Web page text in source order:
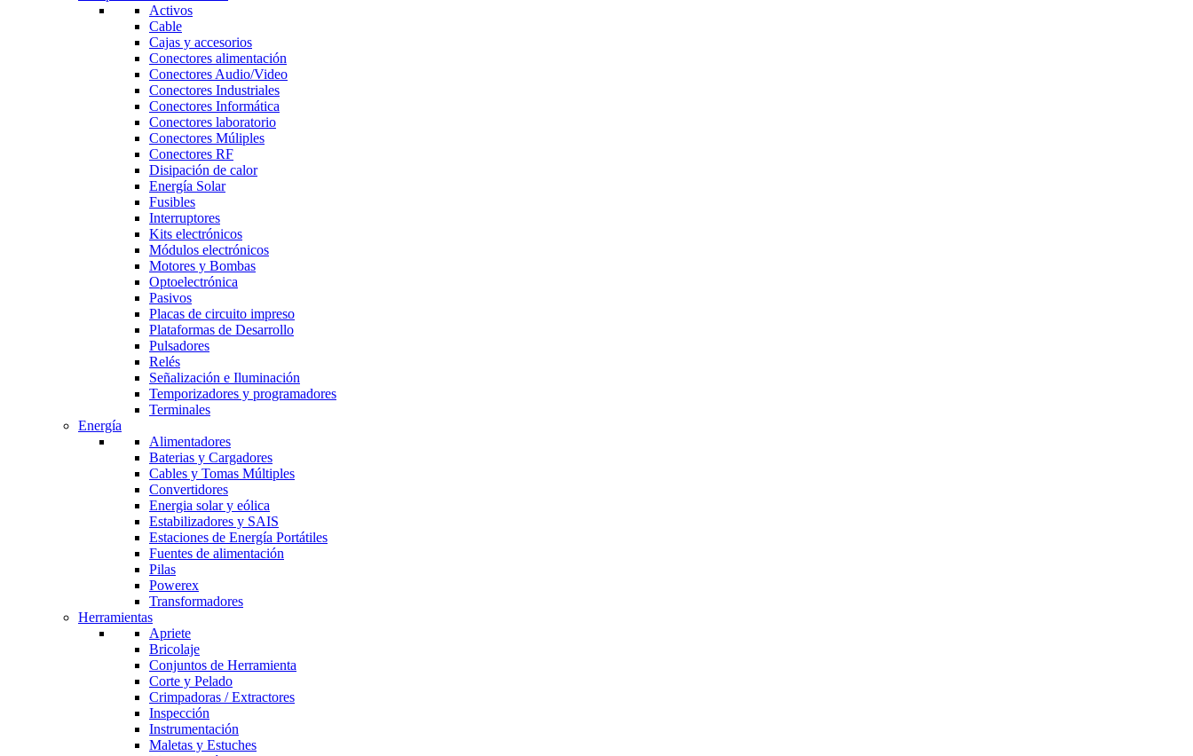
Activos
Cable
Cajas y accesorios
Conectores alimentación
Conectores Audio/Video
Conectores Industriales
Conectores Informática
Conectores laboratorio
Conectores Múliples
Conectores RF
Disipación de calor
Energía Solar
Fusibles
Interruptores
Kits electrónicos
Módulos electrónicos
Motores y Bombas
Optoelectrónica
Pasivos
Placas de circuito impreso
Plataformas de Desarrollo
Pulsadores
Relés
Señalización e Iluminación
Temporizadores y programadores
Terminales
Energía
Alimentadores
Baterias y Cargadores
Cables y Tomas Múltiples
Convertidores
Energia solar y eólica
Estabilizadores y SAIS
Estaciones de Energía Portátiles
Fuentes de alimentación
Pilas
Powerex
Transformadores
Herramientas
Apriete
Bricolaje
Conjuntos de Herramienta
Corte y Pelado
Crimpadoras / Extractores
Inspección
Instrumentación
Maletas y Estuches